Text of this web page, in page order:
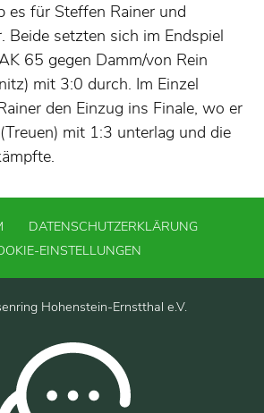
es für Steffen Rainer und
Beide setzten sich im Endspiel
65 gegen Damm/von Rein
mit 3:0 durch. Im Einzel
den Einzug ins Finale, wo er
mit 1:3 unterlag und die
DATENSCHUTZERKLÄRUNG
EINSTELLUNGEN
Hohenstein-Ernstthal e.V.